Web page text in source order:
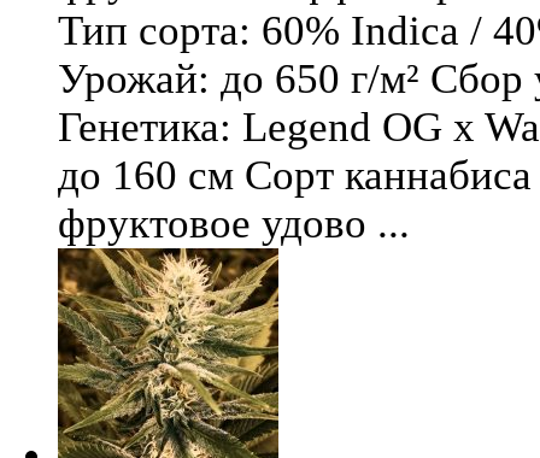
Тип сорта: 60% Indica /
Урожай: до 650 г/м² Сбор
Генетика: Legend OG x
до 160 см Сорт
фруктовое удово ...